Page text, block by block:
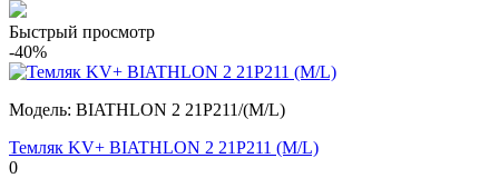
Быстрый просмотр
-40%
Модель: BIATHLON 2 21P211/(M/L)
Темляк KV+ BIATHLON 2 21P211 (M/L)
0